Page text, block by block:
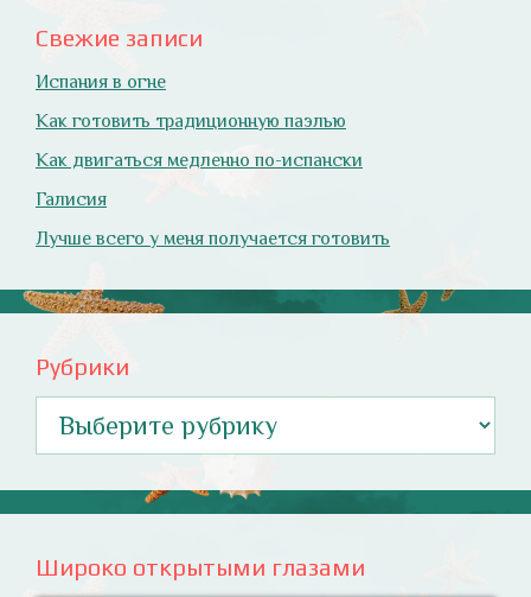
Свежие записи
Испания в огне
Как готовить традиционную паэлью
Как двигаться медленно по-испански
Галисия
Лучше всего у меня получается готовить
Рубрики
Широко открытыми глазами